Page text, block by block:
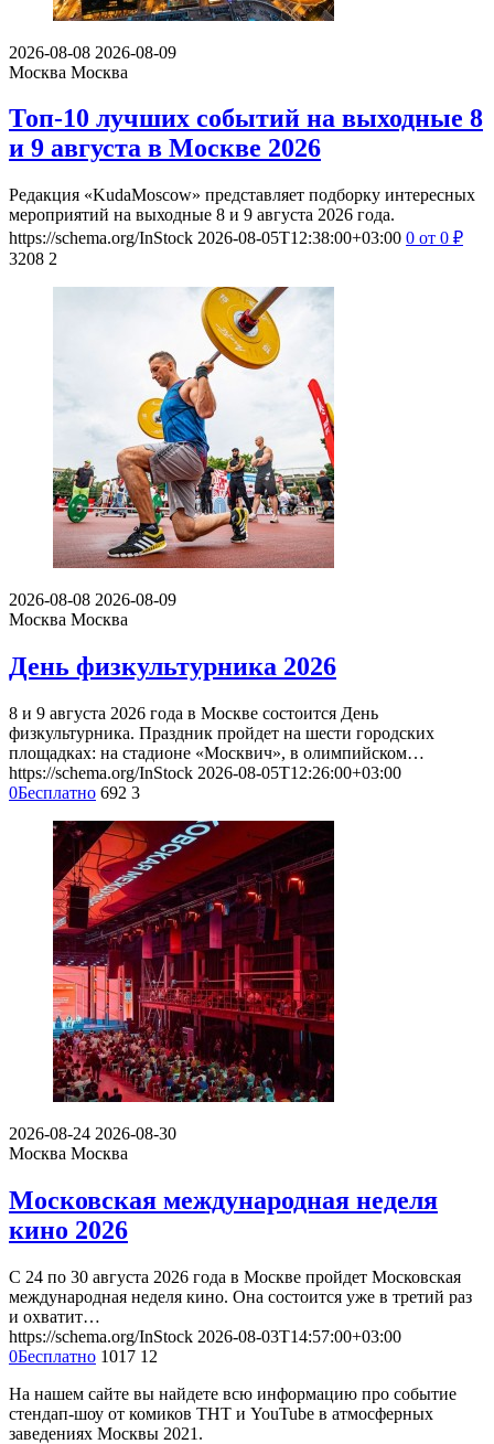
2026-08-08 2026-08-09
Москва Москва
Топ-10 лучших событий на выходные 8
и 9 августа в Москве 2026
Редакция «KudaMoscow» представляет подборку интересных
мероприятий на выходные 8 и 9 августа 2026 года.
https://schema.org/InStock 2026-08-05T12:38:00+03:00 0 от 0 ₽
3208 2
2026-08-08 2026-08-09
Москва Москва
День физкультурника 2026
8 и 9 августа 2026 года в Москве состоится День
физкультурника. Праздник пройдет на шести городских
площадках: на стадионе «Москвич», в олимпийском…
https://schema.org/InStock 2026-08-05T12:26:00+03:00
0Бесплатно 692 3
2026-08-24 2026-08-30
Москва Москва
Московская международная неделя
кино 2026
С 24 по 30 августа 2026 года в Москве пройдет Московская
международная неделя кино. Она состоится уже в третий раз
и охватит…
https://schema.org/InStock 2026-08-03T14:57:00+03:00
0Бесплатно 1017 12
На нашем сайте вы найдете всю информацию про событие
стендап-шоу от комиков ТНТ и YouTube в атмосферных
заведениях Москвы 2021.